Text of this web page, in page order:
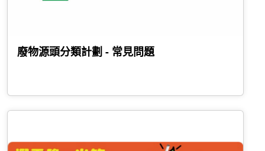
廢物源頭分類計劃 - 常見問題